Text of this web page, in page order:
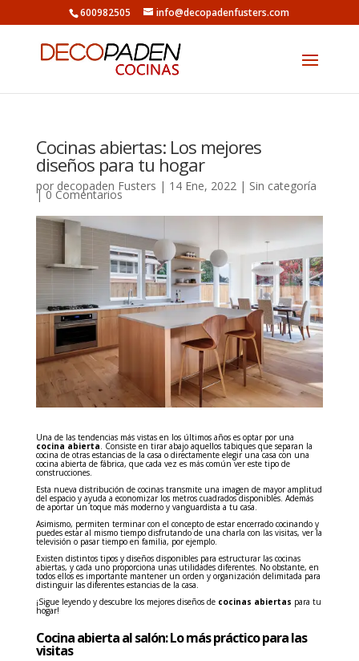
600982505 info@decopadenfusters.com
Cocinas abiertas: Los mejores
diseños para tu hogar
por decopaden Fusters | 14 Ene, 2022| Sin categoría
|0 Comentarios
Una de las tendencias más vistas en los últimos años es optar por una
cocina abierta. Consiste en tirar abajo aquellos tabiques que separan la
cocina de otras estancias de la casa o directamente elegir una casa con una
cocina abierta de fábrica, que cada vez es más común ver este tipo de
construcciones.
Esta nueva distribución de cocinas transmite una imagen de mayor amplitud
del espacio y ayuda a economizar los metros cuadrados disponibles. Además
de aportar un toque más moderno y vanguardista a tu casa.
Asimismo, permiten terminar con el concepto de estar encerrado cocinando y
puedes estar al mismo tiempo disfrutando de una charla con las visitas, ver la
televisión o pasar tiempo en familia, por ejemplo.
Existen distintos tipos y diseños disponibles para estructurar las cocinas
abiertas, y cada uno proporciona unas utilidades diferentes. No obstante, en
todos ellos es importante mantener un orden y organización delimitada para
distinguir las diferentes estancias de la casa.
¡Sigue leyendo y descubre los mejores diseños de cocinas abiertas para tu
hogar!
Cocina abierta al salón: Lo más práctico para las
visitas